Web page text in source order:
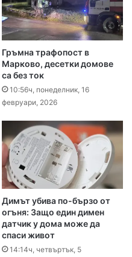
Гръмна трафопост в
Марково, десетки домове
са без ток
10:56ч, понеделник, 16
февруари, 2026
Димът убива по-бързо от
огъня: Защо един димен
датчик у дома може да
спаси живот
14:14ч, четвъртък, 5